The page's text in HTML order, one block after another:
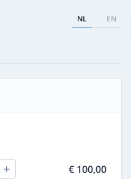
NL EN
+ € 100,00